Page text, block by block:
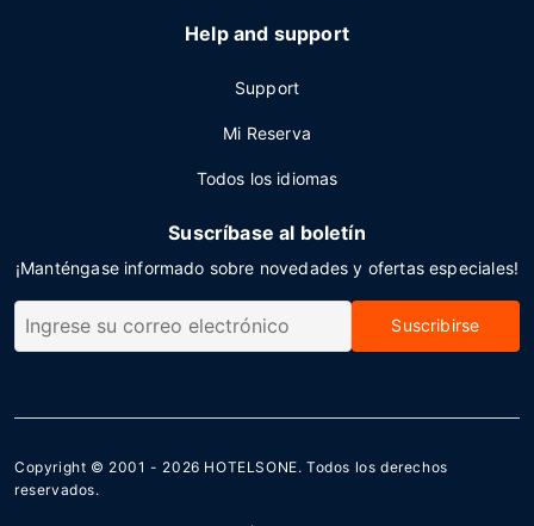
Help and support
Support
Mi Reserva
Todos los idiomas
Suscríbase al boletín
¡Manténgase informado sobre novedades y ofertas especiales!
Suscribirse
Copyright © 2001 - 2026 HOTELSONE. Todos los derechos
reservados.